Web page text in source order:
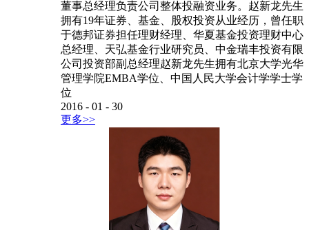
董事总经理负责公司整体投融资业务。赵新龙先生
拥有19年证券、基金、股权投资从业经历，曾任职
于德邦证券担任理财经理、华夏基金投资理财中心
总经理、天弘基金行业研究员、中金瑞丰投资有限
公司投资部副总经理赵新龙先生拥有北京大学光华
管理学院EMBA学位、中国人民大学会计学学士学
位
2016 - 01 - 30
更多>>